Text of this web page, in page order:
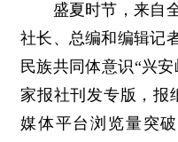
盛夏时节，来自全
社长、总编和编辑记
民族共同体意识“兴
家报社刊发专版，报
媒体平台浏览量突